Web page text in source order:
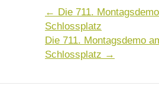
← Die 711.
Schlossplatz
Die 711. Montagsdemo
Schlossplatz →